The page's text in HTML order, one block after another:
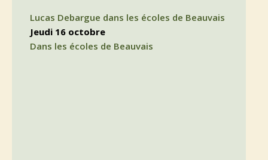
Lucas Debargue dans les écoles de Beauvais
jeudi 16 octobre
Dans les écoles de Beauvais